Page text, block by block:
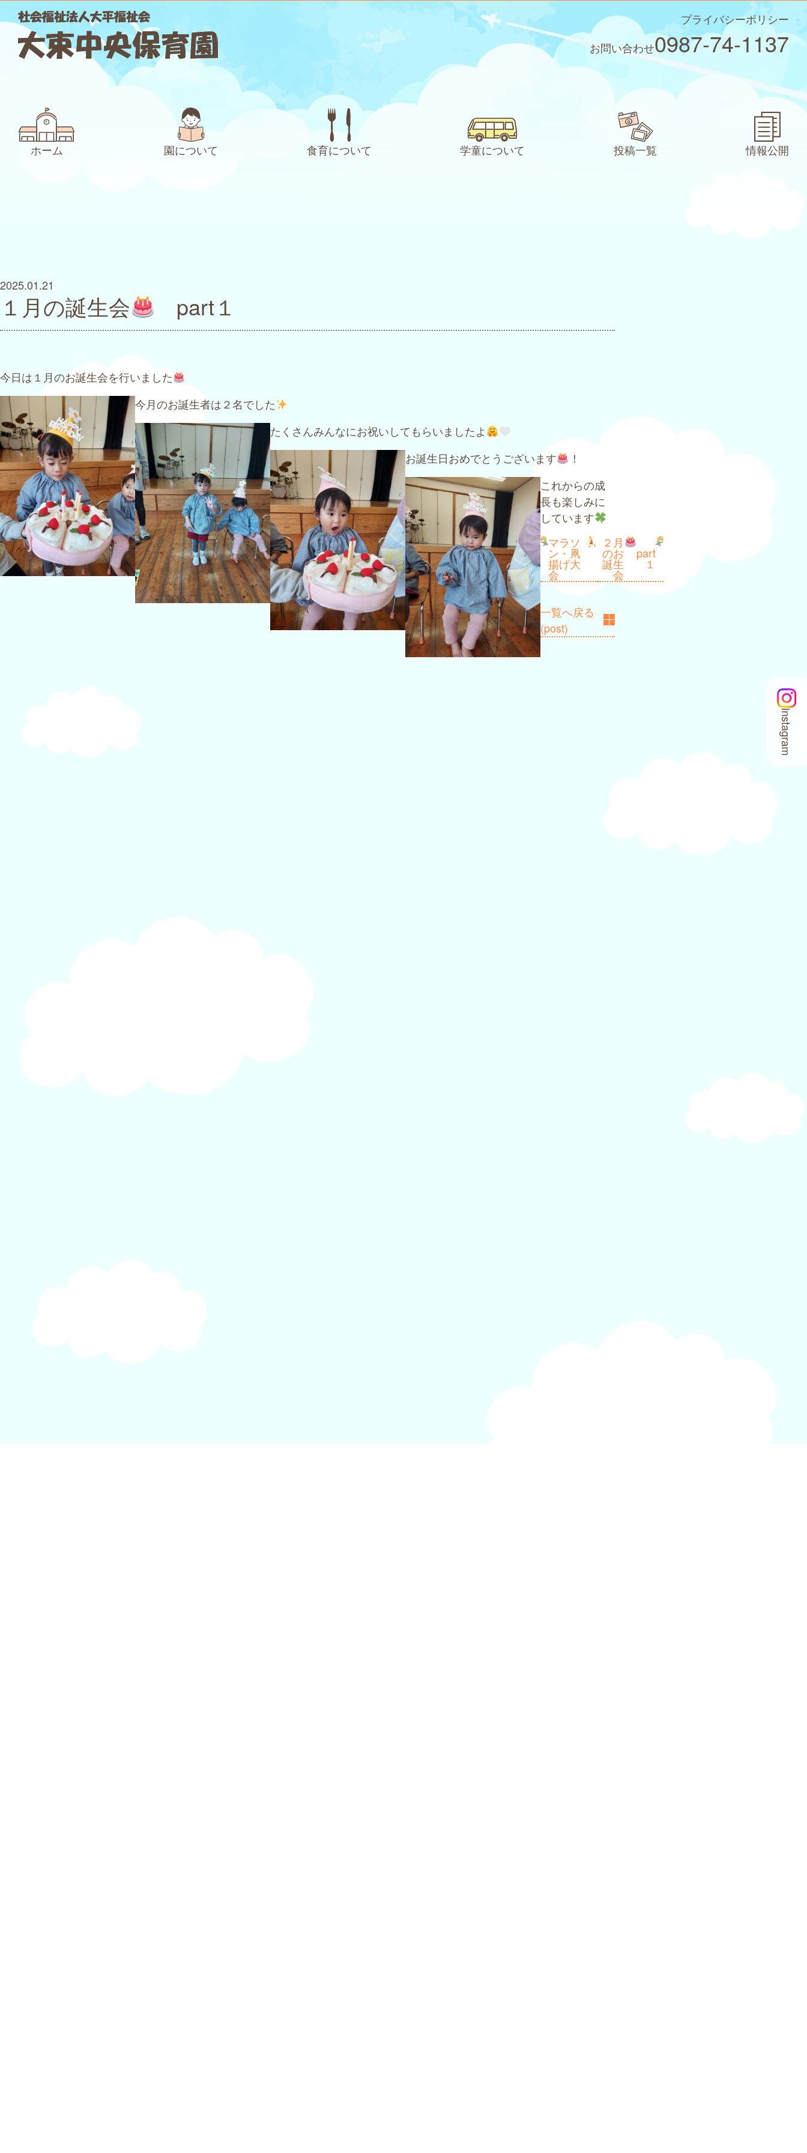
プライバシーポリシー
お問い合わせ0987-74-1137
ホーム 園について 食育について 学童について 投稿一覧 情報公開
Instagram
１月の誕生会 part１
2025.01.21
今日は１月のお誕生会を行いました
今月のお誕生者は２名でした
たくさんみんなにお祝いしてもらいましたよ
お誕生日おめでとうございます
！
これからの成
長も楽しみに
しています
投
稿
マラソ
ン・凧
揚げ大
会
２月
のお
誕生
会
part
１
一覧へ戻る
(post)